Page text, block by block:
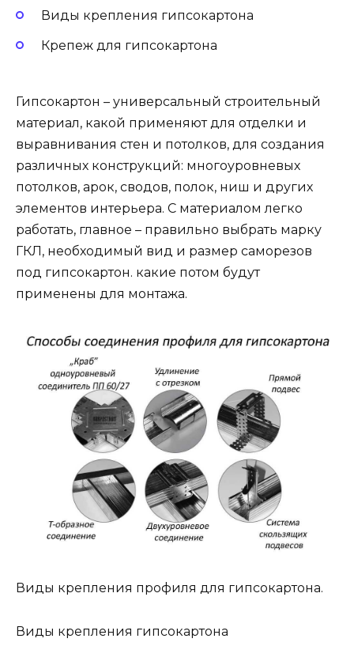
Виды крепления гипсокартона
Крепеж для гипсокартона
Гипсокартон – универсальный строительный
материал, какой применяют для отделки и
выравнивания стен и потолков, для создания
различных конструкций: многоуровневых
потолков, арок, сводов, полок, ниш и других
элементов интерьера. С материалом легко
работать, главное – правильно выбрать марку
ГКЛ, необходимый вид и размер саморезов
под гипсокартон. какие потом будут
применены для монтажа.
Виды крепления профиля для гипсокартона.
Виды крепления гипсокартона